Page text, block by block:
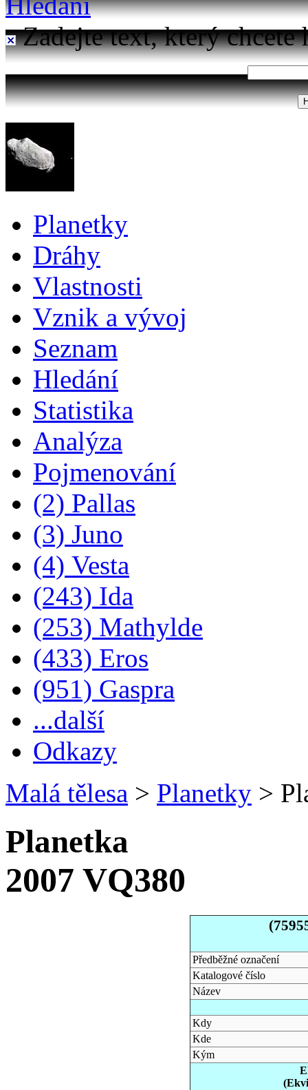
Zadejte text, který chcete
Planetky
Dráhy
Vlastnosti
Vznik a vývoj
Seznam
Hledání
Statistika
Analýza
Pojmenování
(2) Pallas
(3) Juno
(4) Vesta
(243) Ida
(253) Mathylde
(433) Eros
(951) Gaspra
...další
Odkazy
Malá tělesa > Planetky >
Planetka
2007 VQ380
Předběžné označení
Katalogové číslo
Název
Kdy
Kde
Kým